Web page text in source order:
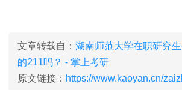
MPA公共管理
院校库 考试报名 招生政策
文章转载自： 湖南师范大学在职研究
的211吗？ - 掌上考研
原文链接： https://www.kaoyan.cn/